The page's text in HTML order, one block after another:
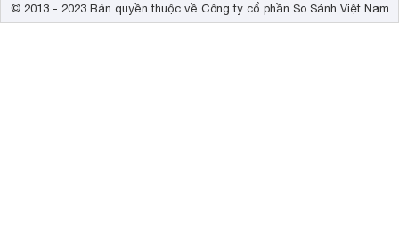
Tổng công suất loa 20W
© 2013 - 2023 Bản quyền thuộc về Công ty cổ phần So Sánh Việt Nam